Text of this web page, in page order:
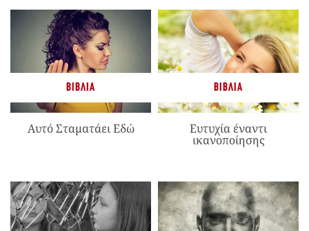
ΒΙΒΛΊΑ
Αυτό Σταματάει Εδώ
ΒΙΒΛΊΑ
Ευτυχία έναντι
ικανοποίησης